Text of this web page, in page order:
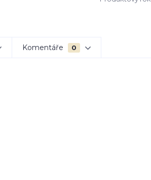
Komentáře 0